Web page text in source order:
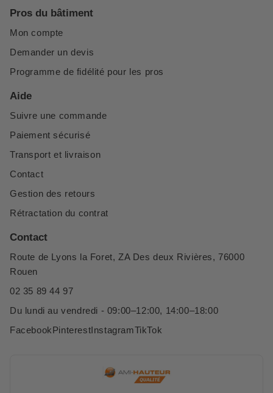
Pros du bâtiment
Mon compte
Demander un devis
Programme de fidélité pour les pros
Aide
Suivre une commande
Paiement sécurisé
Transport et livraison
Contact
Gestion des retours
Rétractation du contrat
Contact
Route de Lyons la Foret, ZA Des deux Rivières, 76000
Rouen
02 35 89 44 97
Du lundi au vendredi - 09:00–12:00, 14:00–18:00
FacebookPinterestInstagramTikTok